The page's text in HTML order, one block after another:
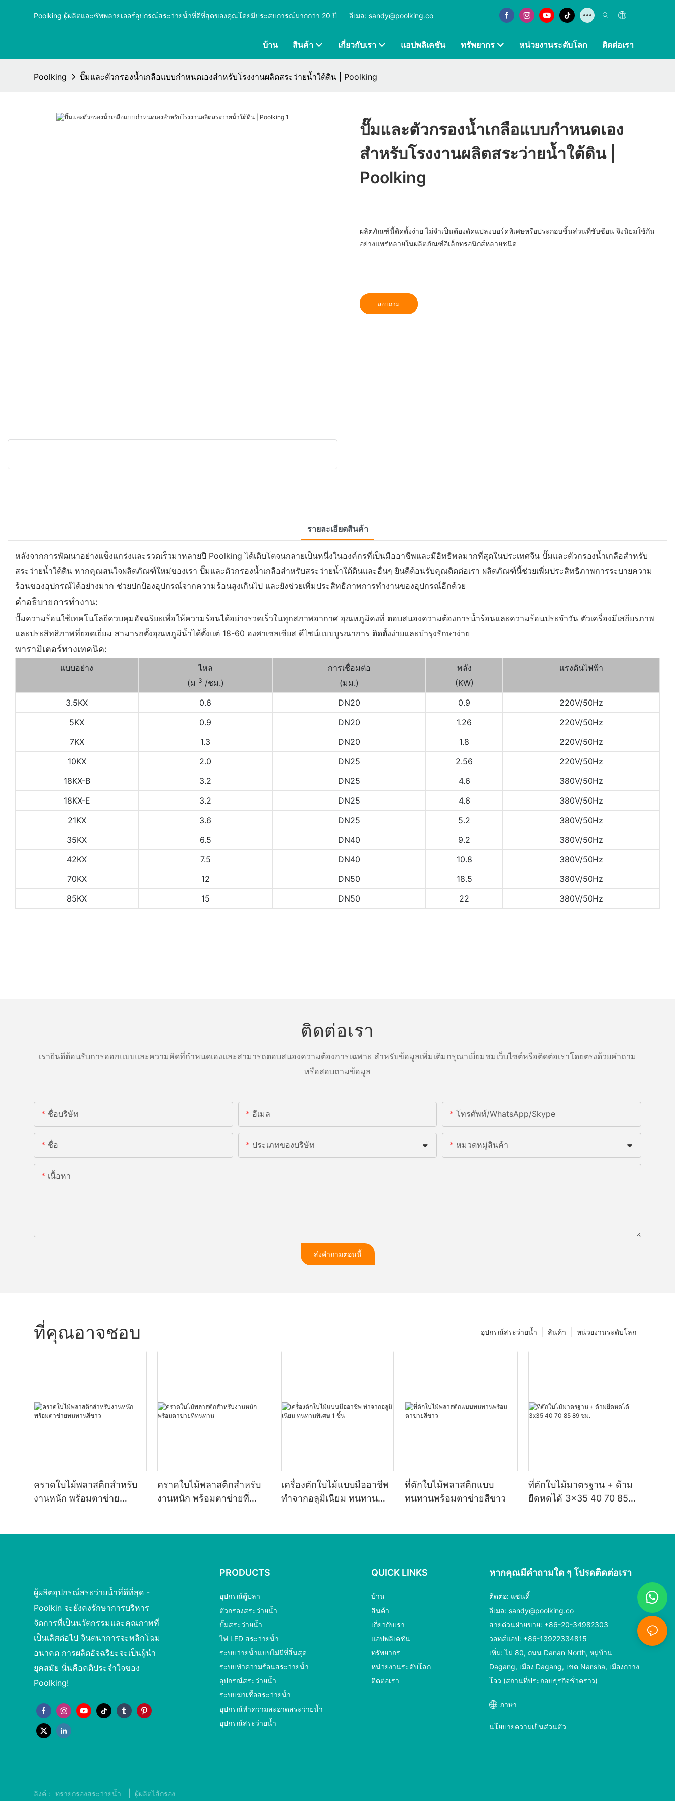
Poolking ผู้ผลิตและซัพพลายเออร์อุปกรณ์สระว่ายน้ำที่ดีที่สุดของคุณโดยมีประสบการณ์มากกว่า 20 ปี อีเมล: sandy@poolking.co
บ้าน สินค้า เกี่ยวกับเรา แอปพลิเคชัน ทรัพยากร หน่วยงานระดับโลก ติดต่อเรา
Poolking ปั๊มและตัวกรองน้ำเกลือแบบกำหนดเองสำหรับโรงงานผลิตสระว่ายน้ำใต้ดิน | Poolking
ปั๊มและตัวกรองน้ำเกลือแบบกำหนดเอง
สำหรับโรงงานผลิตสระว่ายน้ำใต้ดิน |
Poolking
ผลิตภัณฑ์นี้ติดตั้งง่าย ไม่จำเป็นต้องดัดแปลงบอร์ดพิเศษหรือประกอบชิ้นส่วนที่ซับซ้อน จึงนิยมใช้กัน
อย่างแพร่หลายในผลิตภัณฑ์อิเล็กทรอนิกส์หลายชนิด
สอบถาม
รายละเอียดสินค้า
หลังจากการพัฒนาอย่างแข็งแกร่งและรวดเร็วมาหลายปี Poolking ได้เติบโตจนกลายเป็นหนึ่งในองค์กรที่เป็นมืออาชีพและมีอิทธิพลมากที่สุดในประเทศจีน ปั๊มและตัวกรองน้ำเกลือสำหรับ
สระว่ายน้ำใต้ดิน หากคุณสนใจผลิตภัณฑ์ใหม่ของเรา ปั๊มและตัวกรองน้ำเกลือสำหรับสระว่ายน้ำใต้ดินและอื่นๆ ยินดีต้อนรับคุณติดต่อเรา ผลิตภัณฑ์นี้ช่วยเพิ่มประสิทธิภาพการระบายความ
ร้อนของอุปกรณ์ได้อย่างมาก ช่วยปกป้องอุปกรณ์จากความร้อนสูงเกินไป และยังช่วยเพิ่มประสิทธิภาพการทำงานของอุปกรณ์อีกด้วย
คำอธิบายการทำงาน:
ปั๊มความร้อนใช้เทคโนโลยีควบคุมอัจฉริยะเพื่อให้ความร้อนได้อย่างรวดเร็วในทุกสภาพอากาศ อุณหภูมิคงที่ ตอบสนองความต้องการน้ำร้อนและความร้อนประจำวัน ตัวเครื่องมีเสถียรภาพ
และประสิทธิภาพที่ยอดเยี่ยม สามารถตั้งอุณหภูมิน้ำได้ตั้งแต่ 18-60 องศาเซลเซียส ดีไซน์แบบบูรณาการ ติดตั้งง่ายและบำรุงรักษาง่าย
พารามิเตอร์ทางเทคนิค:
แบบอย่าง
ไหล
(ม 3 /ชม.)
การเชื่อมต่อ
(มม.)
พลัง
(KW)
แรงดันไฟฟ้า
3.5KX 0.6 DN20 0.9
220V/50Hz
5KX
0.9 DN20 1.26
220V/50Hz
7KX
1.3 DN20 1.8
220V/50Hz
10KX
2.0 DN25 2.56
220V/50Hz
18KX-B
3.2 DN25 4.6
380V/50Hz
18KX-E
3.2 DN25 4.6
380V/50Hz
21KX
3.6 DN25 5.2
380V/50Hz
35KX
6.5 DN40 9.2
380V/50Hz
42KX
7.5 DN40 10.8
380V/50Hz
70KX
12 DN50 18.5
380V/50Hz
85KX
15 DN50 22 380V/50Hz
ติดต่อเรา
เรายินดีต้อนรับการออกแบบและความคิดที่กำหนดเองและสามารถตอบสนองความต้องการเฉพาะ สำหรับข้อมูลเพิ่มเติมกรุณาเยี่ยมชมเว็บไซต์หรือติดต่อเราโดยตรงด้วยคำถาม
หรือสอบถามข้อมูล
ชื่อบริษัท อีเมล โทรศัพท์/WhatsApp/Skype
ชื่อ ประเภทของบริษัท หมวดหมู่สินค้า
เนื้อหา
ส่งคำถามตอนนี้
ที่คุณอาจชอบ หน่วยงานระดับโลก
สินค้า
อุปกรณ์สระว่ายน้ำ
คราดใบไม้พลาสติกสำหรับ
งานหนัก พร้อมตาข่าย
คราดใบไม้พลาสติกสำหรับ
งานหนัก พร้อมตาข่ายที่
เครื่องตักใบไม้แบบมืออาชีพ
ทำจากอลูมิเนียม ทนทาน
ที่ตักใบไม้พลาสติกแบบ
ทนทานพร้อมตาข่ายสีขาว
ที่ตักใบไม้มาตรฐาน + ด้าม
ยืดหดได้ 3x35 40 70 85
ผู้ผลิตอุปกรณ์สระว่ายน้ำที่ดีที่สุด -
Poolkin จะยังคงรักษาการบริหาร
จัดการที่เป็นนวัตกรรมและคุณภาพที่
เป็นเลิศต่อไป จินตนาการจะพลิกโฉม
อนาคต การผลิตอัจฉริยะจะเป็นผู้นำ
ยุคสมัย นั่นคือคติประจำใจของ
Poolking!
PRODUCTS
อุปกรณ์ตู้ปลา
ตัวกรองสระว่ายน้ำ
ปั๊มสระว่ายน้ำ
ไฟ LED สระว่ายน้ำ
ระบบว่ายน้ำแบบไม่มีที่สิ้นสุด
ระบบทำความร้อนสระว่ายน้ำ
อุปกรณ์สระว่ายน้ำ
ระบบฆ่าเชื้อสระว่ายน้ำ
อุปกรณ์ทำความสะอาดสระว่ายน้ำ
อุปกรณ์สระว่ายน้ำ
QUICK LINKS
บ้าน
สินค้า
เกี่ยวกับเรา
แอปพลิเคชัน
ทรัพยากร
หน่วยงานระดับโลก
ติดต่อเรา
หากคุณมีคำถามใด ๆ โปรดติดต่อเรา
ติดต่อ: แซนดี้
อีเมล:sandy@poolking.co
สายด่วนฝ่ายขาย: +86-20-34982303
วอทส์แอป: +86-13922334815
เพิ่ม: ไม่ 80, ถนน Danan North, หมู่บ้าน
Dagang, เมือง Dagang, เขต Nansha, เมืองกวาง
โจว (สถานที่ประกอบธุรกิจชั่วคราว)
ภาษา
นโยบายความเป็นส่วนตัว
ลิงค์：ทรายกรองสระว่ายน้ำ ผู้ผลิตไส้กรอง